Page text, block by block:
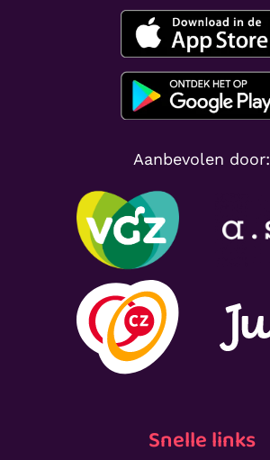
Aanbevolen door:
Snelle links